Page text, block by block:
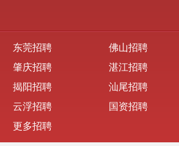
东莞招聘 佛山招聘
肇庆招聘 湛江招聘
揭阳招聘 汕尾招聘
云浮招聘 国资招聘
更多招聘